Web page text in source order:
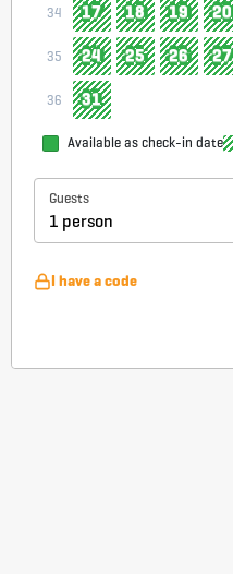
34 17 18 19 20
35 24 25 26 27
36 31
Available as check-in date
Guests
1 person
I have a code